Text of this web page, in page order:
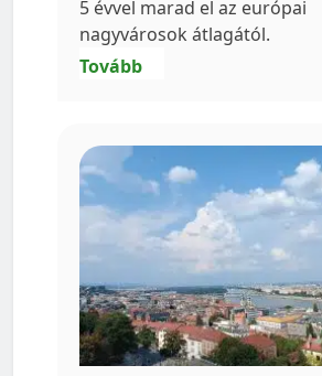
5 évvel marad el az európai
nagyvárosok átlagától.
Tovább